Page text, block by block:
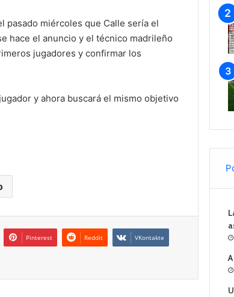
pasado miércoles que Calle sería el
hace el anuncio y el técnico madrileño
jugadores y confirmar los
y ahora buscará el mismo objetivo
Pinterest Reddit VKontakte